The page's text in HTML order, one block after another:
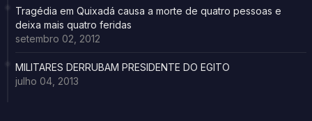
Tragédia em Quixadá causa a morte de quatro pessoas e
deixa mais quatro feridas
setembro 02, 2012
MILITARES DERRUBAM PRESIDENTE DO EGITO
julho 04, 2013